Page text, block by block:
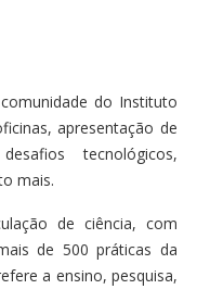
do Instituto
apresentação de
tecnológicos,
mais.
de ciência, com
de 500 práticas da
a ensino, pesquisa,